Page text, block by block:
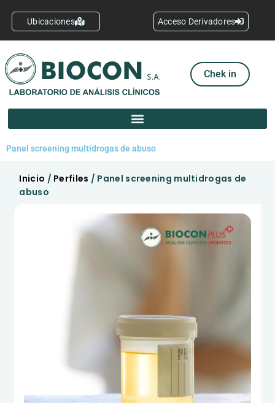
contenido
Ubicaciones Acceso Derivadores
Chek in
Panel screening multidrogas de abuso
Inicio / Perfiles / Panel screening multidrogas de
abuso